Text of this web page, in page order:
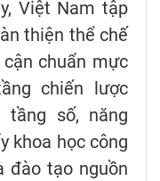
Việt Nam tập
thiện thể chế
chuẩn mực
chiến lược
số, năng
khoa học công
đào tạo nguồn